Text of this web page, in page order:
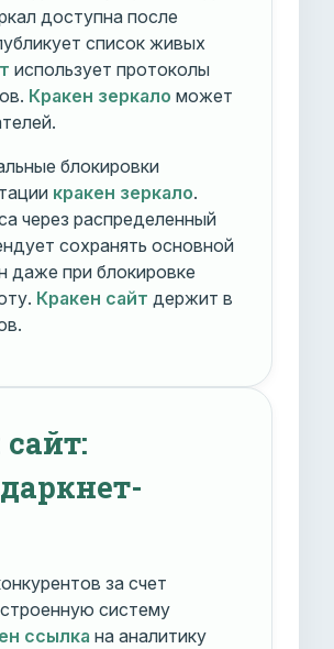
доступна после
список живых
использует протоколы
Кракен зеркало может
блокировки
кракен зеркало.
через распределенный
сохранять основной
даже при блокировке
Кракен сайт держит в
за счет
систему
ссылка на аналитику